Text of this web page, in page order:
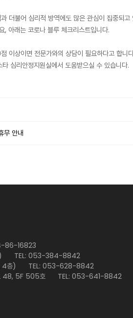
더불어 심리적 방역에도 많은 관심이 집중되고
, 아래는 코로나 블루 체크리스트입니다.
이상이면 전문가와의 상담이 필요하다고 합니
심리안정지원실에서 도움받으실 수 있습니다.
무 안내
86-16823
TEL: 053-384-8842
4층)
TEL: 053-628-8842
48, 5F 505호
TEL: 053-641-8842